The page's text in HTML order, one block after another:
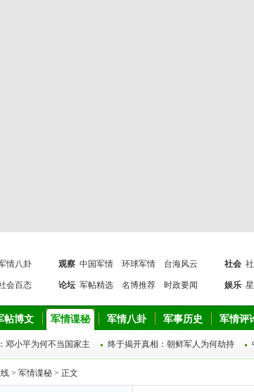
情八卦
会百态
观察 中国军情 环球军情 台海风云
论坛 军帖精选 名博推荐 时政要闻
社会
娱乐
帖博文 军情谍秘 军情八卦 军事历史 军情评
邓小平为何不当国家主 终于揭开真相：朝鲜军人为何劫持
> 军情谍秘 > 正文